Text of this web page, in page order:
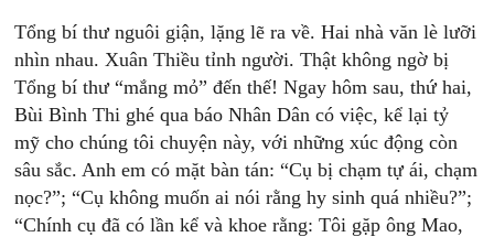
Tổng bí thư nguôi giận, lặng lẽ ra về. Hai nhà văn lè lưỡi
nhìn nhau. Xuân Thiều tỉnh người. Thật không ngờ bị
Tổng bí thư “mắng mỏ” đến thế! Ngay hôm sau, thứ hai,
Bùi Bình Thi ghé qua báo Nhân Dân có việc, kể lại tỷ
mỹ cho chúng tôi chuyện này, với những xúc động còn
sâu sắc. Anh em có mặt bàn tán: “Cụ bị chạm tự ái, chạm
nọc?”; “Cụ không muốn ai nói rằng hy sinh quá nhiều?”;
“Chính cụ đã có lần kể và khoe rằng: Tôi gặp ông Mao,